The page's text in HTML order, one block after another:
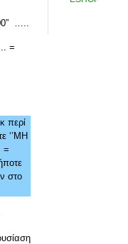
…..
=
περί
‘’ΜΗ
=
στο